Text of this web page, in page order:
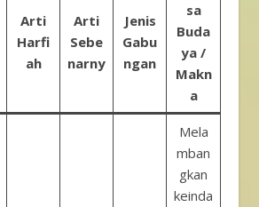
Arti
Harfi
ah
Arti
Sebe
narny
Jenis
Gabu
ngan
sa
Buda
ya /
Makn
a
Mela
mban
gkan
keinda